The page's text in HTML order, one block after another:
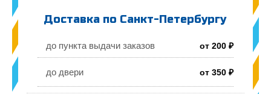
Доставка по Санкт-Петербургу
до пункта выдачи заказов от 200 ₽
до двери от 350 ₽